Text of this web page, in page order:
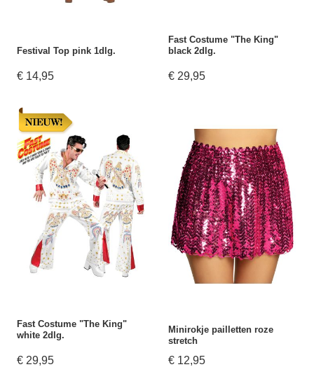
Festival Top pink 1dlg.
€ 14,95
Fast Costume "The King"
black 2dlg.
€ 29,95
Fast Costume "The King"
white 2dlg.
€ 29,95
Minirokje pailletten roze
stretch
€ 12,95